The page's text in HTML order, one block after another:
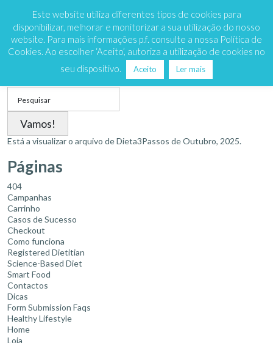
808 200 333 Marque já
Outubro 2025
for:
Está a visualizar o arquivo deDieta3Passos de Outubro, 2025.
Páginas
404
Campanhas
Carrinho
Casos de Sucesso
Checkout
Como funciona
Registered Dietitian
Science-Based Diet
Smart Food
Contactos
Dicas
Form Submission Faqs
Healthy Lifestyle
Home
Loja
Este website utiliza diferentes tipos de cookies para
disponibilizar, melhorar e monitorizar a sua utilização do nosso
website. Para mais informações p.f. consulte a nossa Política de
Cookies. Ao escolher ‘Aceito’, autoriza a utilização de cookies no
seu dispositivo.
Aceito Ler mais